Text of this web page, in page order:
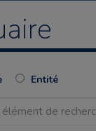
Entité